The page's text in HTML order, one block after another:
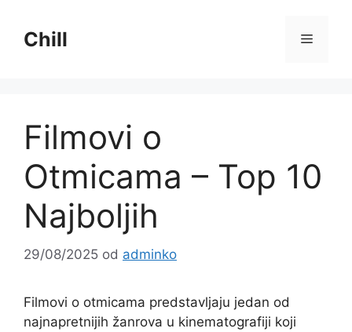
sadržajChill
Filmovi o
Otmicama – Top 10
Najboljih
29/08/2025 od adminko
Filmovi o otmicama predstavljaju jedan od
najnapretnijih žanrova u kinematografiji koji